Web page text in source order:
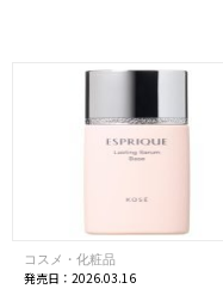
コスメ・化粧品
発売日：2026.03.16